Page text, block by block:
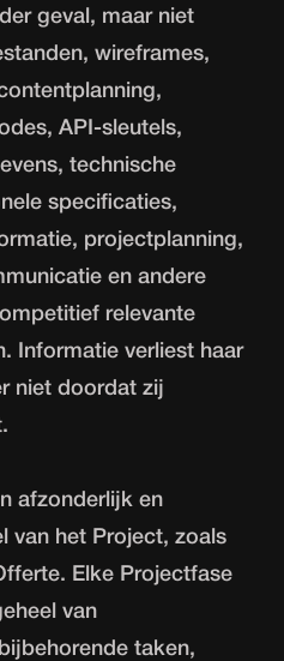
geval, maar niet
wireframes,
API-sleutels,
technische
specificaties,
projectplanning,
en andere
relevante
Informatie verliest haar
niet doordat zij
afzonderlijk en
van het Project, zoals
Elke Projectfase
van
taken,